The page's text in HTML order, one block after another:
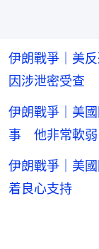
伊朗戰爭｜美
因涉泄密受查
伊朗戰爭｜美
事 他非常軟弱
伊朗戰爭｜美
着良心支持